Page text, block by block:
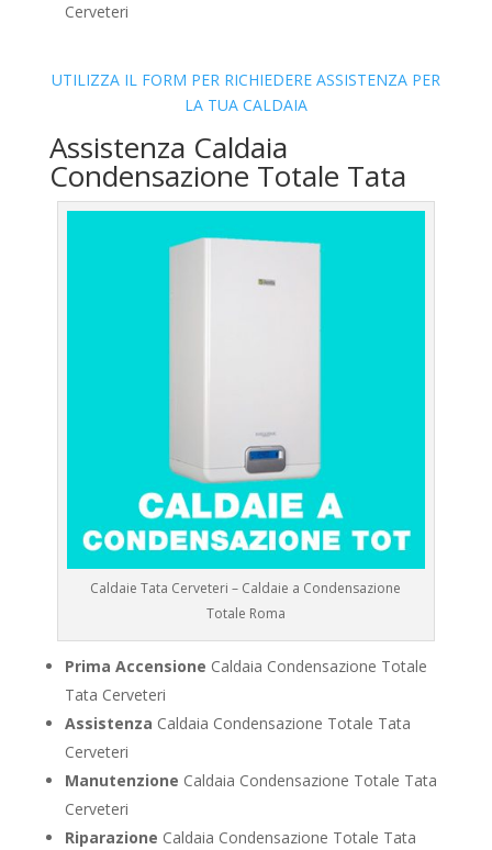
Cerveteri
UTILIZZA IL FORM PER RICHIEDERE ASSISTENZA PER
LA TUA CALDAIA
Assistenza Caldaia
Condensazione Totale Tata
Caldaie Tata Cerveteri – Caldaie a Condensazione
Totale Roma
Prima Accensione Caldaia Condensazione Totale
Tata Cerveteri
Assistenza Caldaia Condensazione Totale Tata
Cerveteri
Manutenzione Caldaia Condensazione Totale Tata
Cerveteri
Riparazione Caldaia Condensazione Totale Tata